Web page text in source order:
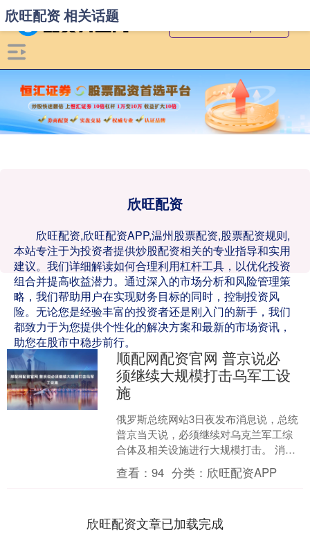
欣旺配资
欣旺配资,欣旺配资APP,温州股票配资,股票配资规则,
本站专注于为投资者提供炒股配资相关的专业指导和实用
建议。我们详细解读如何合理利用杠杆工具，以优化投资
组合并提高收益潜力。通过深入的市场分析和风险管理策
略，我们帮助用户在实现财务目标的同时，控制投资风
险。无论您是经验丰富的投资者还是刚入门的新手，我们
都致力于为您提供个性化的解决方案和最新的市场资讯，
助您在股市中稳步前行。
欣旺配资 相关话题
顺配网配资官网 普京说必
须继续大规模打击乌军工设
施
俄罗斯总统网站3日夜发布消息说，总统
普京当天说，必须继续对乌克兰军工综
合体及相关设施进行大规模打击。 消息
说，普京当天视察俄联合部队集群一处
辅助指挥所，与俄军总....
查看：94 分类： 欣旺配资APP
欣旺配资文章已加载完成